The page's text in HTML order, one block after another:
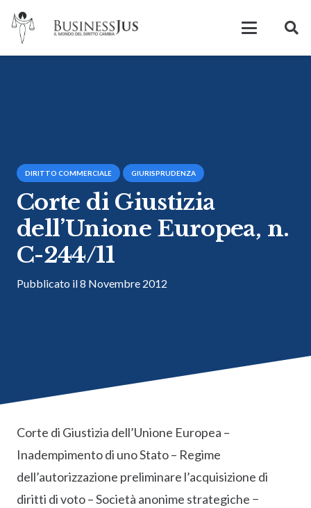
DIRITTO COMMERCIALE GIURISPRUDENZA
Corte di Giustizia
dell’Unione Europea, n.
C-244/11
Pubblicato il8 Novembre 2012
Corte di Giustizia dell’Unione Europea –
Inadempimento di uno Stato – Regime
dell’autorizzazione preliminare l’acquisizione di
diritti di voto – Società anonime strategiche −